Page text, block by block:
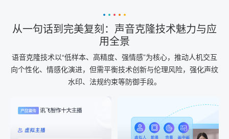
从一句话到完美复刻：声音克隆技术魅力与应
用全景
语音克隆技术以“低样本、高精度、强情感”为核心，推动人机交互
向个性化、情感化演进，但需平衡技术创新与伦理风险，强化声纹
水印、法规约束等防御手段。
AI配音
AI+音频